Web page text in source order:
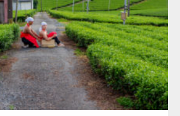
チョ その他 AKIHITO(細マッチョ) TOSHI(大胸
) 捨てマッチョ 八女 (福岡)
ード